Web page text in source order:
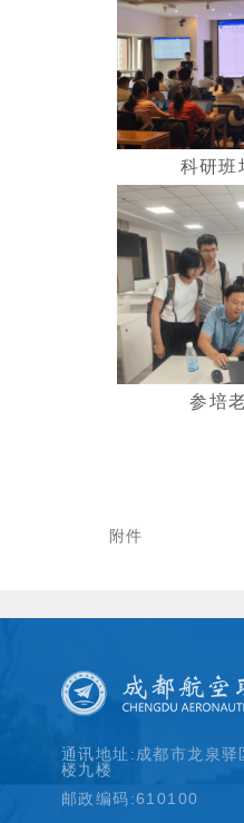
科研班
参培
附件
通讯地址:成都市龙泉
楼九楼
邮政编码:610100